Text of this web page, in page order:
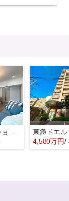
ライオンズマンション昭代☆仲介手数料無料☆
4,580万円/